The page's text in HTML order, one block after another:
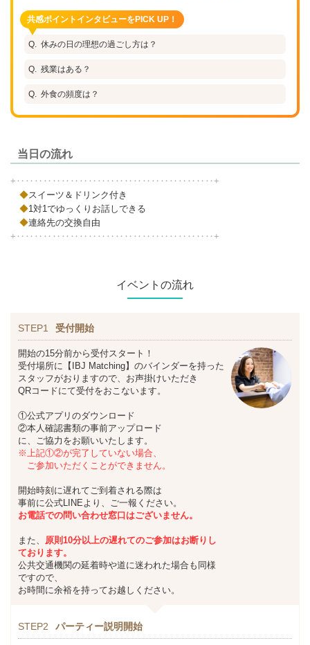
共感ポイントインタビューをPICK UP！
休みの日の理想の過ごし方は？
残業はある？
外食の頻度は？
当日の流れ
+‥‥‥‥‥‥‥‥‥‥‥‥‥‥‥‥‥‥‥‥‥‥+
◆スイーツ＆ドリンク付き
◆1対1でゆっくりお話しできる
◆連絡先の交換自由
+‥‥‥‥‥‥‥‥‥‥‥‥‥‥‥‥‥‥‥‥‥‥+
イベントの流れ
STEP1 受付開始
開始の15分前から受付スタート！
受付場所に【IBJ Matching】のバインダーを持った
スタッフがおりますので、お声掛けいただき
QRコードにて受付をおこないます。
①公式アプリのダウンロード
②本人確認書類の事前アップロード
に、ご協力をお願いいたします。
※上記①②が完了していない場合、
ご参加いただくことができません。
開始時刻に遅れてご到着される際は
事前に公式LINEより、ご一報ください。
お電話での問い合わせ窓口はございません。
また、 原則10分以上の遅れてのご参加はお断りし
ております。
公共交通機関の延着時や道に迷われた場合も同様
ですので、
お時間に余裕を持ってお越しください。
STEP2 パーティー説明開始